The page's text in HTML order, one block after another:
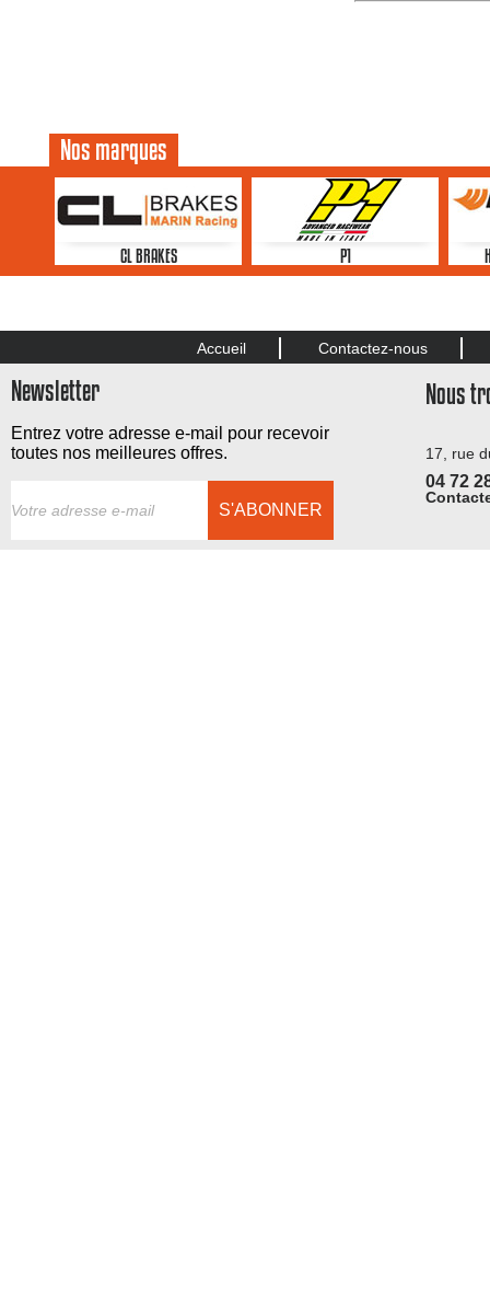
Nos marques
CL BRAKES P1
Accueil Contactez-nous
Newsletter
Entrez votre adresse e-mail pour recevoir
toutes nos meilleures offres.
Nous
17, rue
04 72